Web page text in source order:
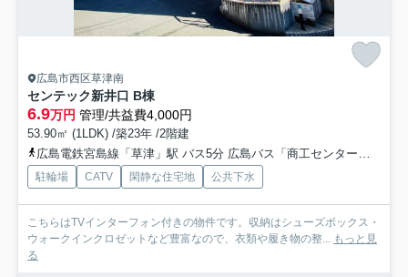
広島市西区草津南
センテック新井口 B棟
6.9万円 管理/共益費4,000円
53.90㎡ (1LDK) /築23年 /2階建
広島電鉄宮島線「草津」駅 バス5分 広島バス「商工センター入口（バス）」 停歩1分
駐輪場 CATV 閑静な住宅地 公共下水
こちらはTVインターフォン付きの物件です。収納はシューズボックス・
ウォークインクロゼットなど豊富なので、衣類や履き物の整... もっと見
る